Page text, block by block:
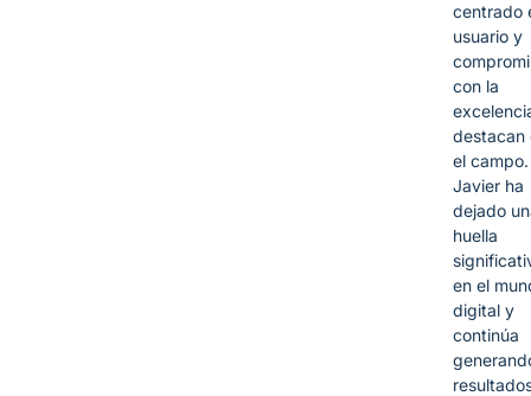
centrado
usuario y
con la
destacan
el campo.
Javier ha
dejado
huella
en el
digital y
continúa